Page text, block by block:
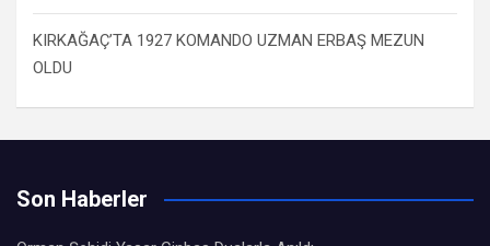
KIRKAĞAÇ’TA 1927 KOMANDO UZMAN ERBAŞ MEZUN
OLDU
Son Haberler